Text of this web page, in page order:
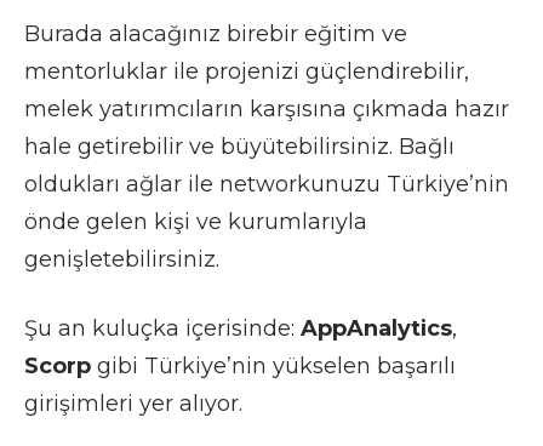
Burada alacağınız birebir eğitim ve
mentorluklar ile projenizi güçlendirebilir,
melek yatırımcıların karşısına çıkmada hazır
hale getirebilir ve büyütebilirsiniz. Bağlı
oldukları ağlar ile networkunuzu Türkiye’nin
önde gelen kişi ve kurumlarıyla
genişletebilirsiniz.
Şu an kuluçka içerisinde: AppAnalytics,
Scorp gibi Türkiye’nin yükselen başarılı
girişimleri yer alıyor.